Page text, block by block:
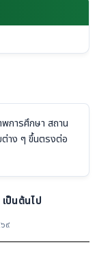
การศึกษา สถาน
าง ๆ ขึ้นตรงต่อ
ป็นต้นไป
๙